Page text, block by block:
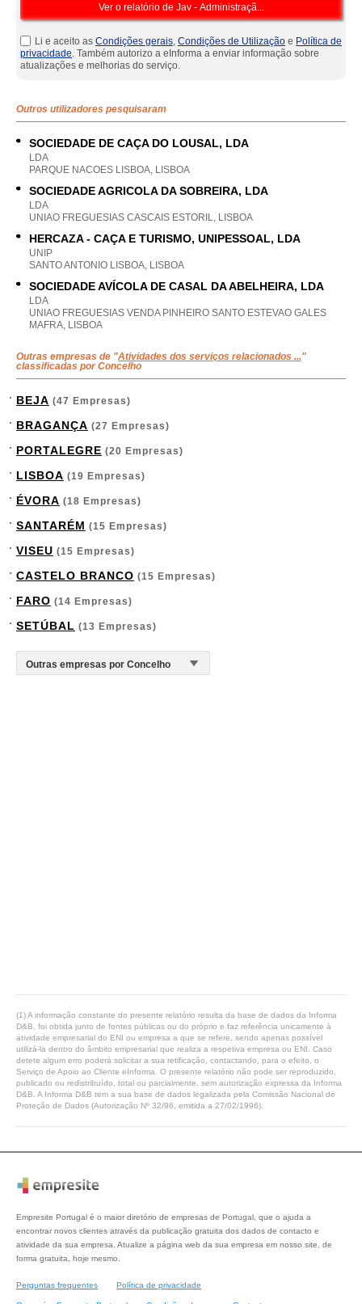
Li e aceito as Condições gerais, Condições de Utilização e Política de
privacidade. Também autorizo a eInforma a enviar informação sobre
atualizações e melhorias do serviço.
Outros utilizadores pesquisaram
SOCIEDADE DE CAÇA DO LOUSAL, LDA
LDA
PARQUE NACOES LISBOA, LISBOA
SOCIEDADE AGRICOLA DA SOBREIRA, LDA
LDA
UNIAO FREGUESIAS CASCAIS ESTORIL, LISBOA
HERCAZA - CAÇA E TURISMO, UNIPESSOAL, LDA
UNIP
SANTO ANTONIO LISBOA, LISBOA
SOCIEDADE AVÍCOLA DE CASAL DA ABELHEIRA, LDA
LDA
UNIAO FREGUESIAS VENDA PINHEIRO SANTO ESTEVAO GALES
MAFRA, LISBOA
Outras empresas de "Atividades dos serviços relacionados ..."
classificadas por Concelho
BEJA (47 Empresas)
BRAGANÇA (27 Empresas)
PORTALEGRE (20 Empresas)
LISBOA (19 Empresas)
ÉVORA (18 Empresas)
SANTARÉM (15 Empresas)
VISEU (15 Empresas)
CASTELO BRANCO (15 Empresas)
FARO (14 Empresas)
SETÚBAL (13 Empresas)
(1) A informação constante do presente relatório resulta da base de dados da Informa
D&B, foi obtida junto de fontes públicas ou do próprio e faz referência unicamente à
atividade empresarial do ENI ou empresa a que se refere, sendo apenas possível
utilizá-la dentro do âmbito empresarial que realiza a respetiva empresa ou ENI. Caso
detete algum erro poderá solicitar a sua retificação, contactando, para o efeito, o
Serviço de Apoio ao Cliente eInforma. O presente relatório não pode ser reproduzido,
publicado ou redistribuído, total ou parcialmente, sem autorização expressa da Informa
D&B. A Informa D&B tem a sua base de dados legalizada pela Comissão Nacional de
Proteção de Dados (Autorização Nº 32/96, emitida a 27/02/1996).
Empresite Portugal é o maior diretório de empresas de Portugal, que o ajuda a
encontrar novos clientes através da publicação gratuita dos dados de contacto e
atividade da sua empresa. Atualize a página web da sua empresa em nosso site, de
forma gratuita, hoje mesmo.
Perguntas frequentes Política de privacidade